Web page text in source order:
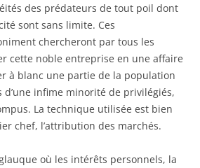
des prédateurs de tout poil dont
sont sans limite. Ces
chercheront par tous les
cette noble entreprise en une affaire
à blanc une partie de la population
infime minorité de privilégiés,
La technique utilisée est bien
chef, l’attribution des marchés.
où les intérêts personnels, la